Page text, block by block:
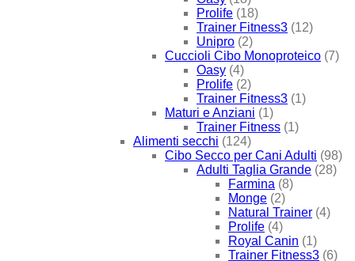
Prolife (18)
Trainer Fitness3 (12)
Unipro (2)
Cuccioli Cibo Monoproteico (7)
Oasy (4)
Prolife (2)
Trainer Fitness3 (1)
Maturi e Anziani (1)
Trainer Fitness (1)
Alimenti secchi (124)
Cibo Secco per Cani Adulti (98)
Adulti Taglia Grande (28)
Farmina (8)
Monge (2)
Natural Trainer (4)
Prolife (4)
Royal Canin (1)
Trainer Fitness3 (6)